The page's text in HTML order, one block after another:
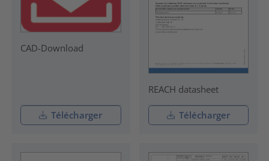
CAD-Download
Télécharger
REACH datasheet
Télécharger